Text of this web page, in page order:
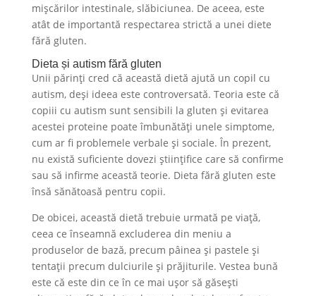
mișcărilor intestinale, slăbiciunea. De aceea, este
atât de importantă respectarea strictă a unei diete
fără gluten.
Dieta și autism fără gluten
Unii părinți cred că această dietă ajută un copil cu
autism, deși ideea este controversată. Teoria este că
copiii cu autism sunt sensibili la gluten și evitarea
acestei proteine ​​poate îmbunătăți unele simptome,
cum ar fi problemele verbale și sociale. În prezent,
nu există suficiente dovezi științifice care să confirme
sau să infirme această teorie. Dieta fără gluten este
însă sănătoasă pentru copii.
De obicei, această dietă trebuie urmată pe viață,
ceea ce înseamnă excluderea din meniu a
produselor de bază, precum pâinea și pastele și
tentații precum dulciurile și prăjiturile. Vestea bună
este că este din ce în ce mai ușor să găsești